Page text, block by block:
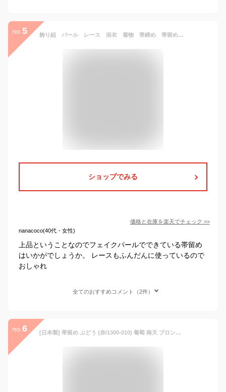
no. 5 飾り紐 パール レース 浴衣 着物 帯締め 帯留め 帯飾り 和装小物 着物 ゆかた ホワイト ブラック 上品 メール便5ポイント
ショップでみる
価格と在庫を楽天でチェック >>
nanacoco(40代・女性)
上品ということなのでフェイクパールでできている帯留め
はいかがでしょうか。 レースもふんだんに使っているので
おしゃれ
全てのおすすめコメント（2件）
no. 6 [日本製] 帯留め ぶどう (赤/1300-010) 葡萄 南天 ブロンズ クリスタル パール レトロ 果実 開運 縁起 豊穣 子宝 帯留 帯どめ おびどめ 個性的 上品 アンティーク エレガント おしゃれ お祝い 贈り物 プレゼント 春 夏 秋 冬 和装小物 和小物 着物 きもの 花しおり(ym205)